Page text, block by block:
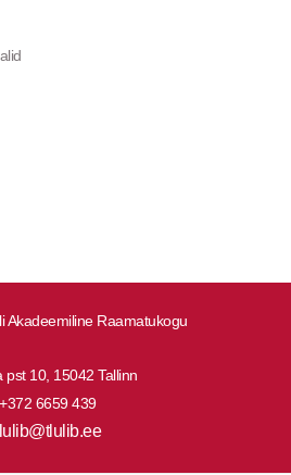
Akadeemiline Raamatukogu
pst 10, 15042 Tallinn
+372 6659 439